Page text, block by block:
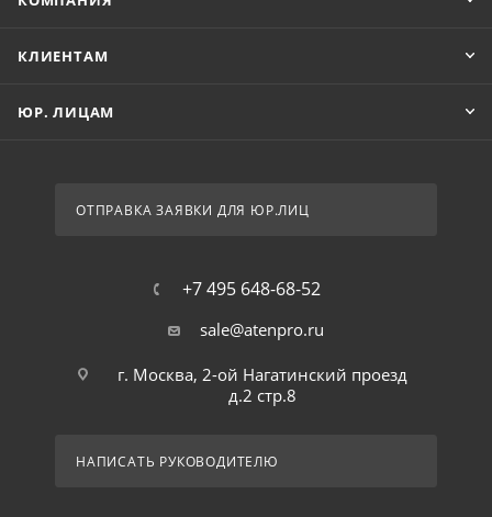
КЛИЕНТАМ
ЮР. ЛИЦАМ
ОТПРАВКА ЗАЯВКИ ДЛЯ ЮР.ЛИЦ
+7 495 648-68-52
sale@atenpro.ru
г. Москва, 2-ой Нагатинский проезд
д.2 стр.8
НАПИСАТЬ РУКОВОДИТЕЛЮ